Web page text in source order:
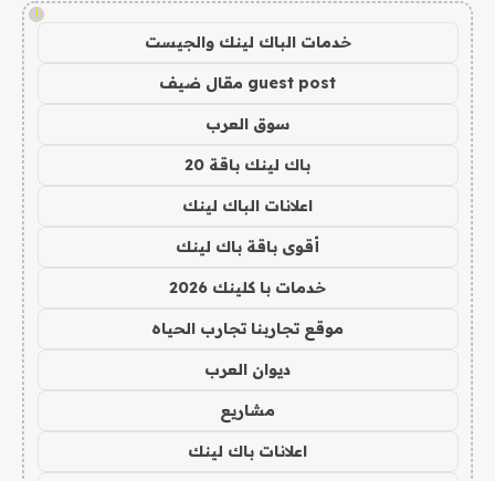
!
خدمات الباك لينك والجيست
guest post مقال ضيف
سوق العرب
باك لينك باقة 20
اعلانات الباك لينك
أقوى باقة باك لينك
خدمات با كلينك 2026
موقع تجاربنا تجارب الحياه
ديوان العرب
مشاريع
اعلانات باك لينك